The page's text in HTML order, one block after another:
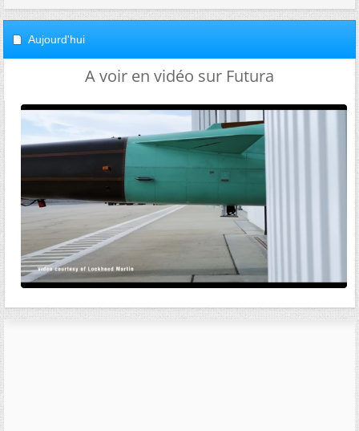
Aujourd'hui
A voir en vidéo sur Futura